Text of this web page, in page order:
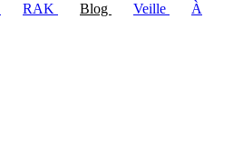
RAK Blog Veille
À